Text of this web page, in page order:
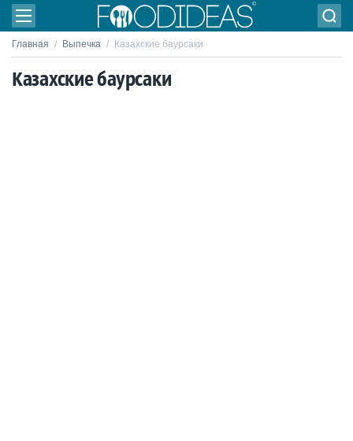
Главная / Выпечка / Казахские баурсаки
Казахские баурсаки